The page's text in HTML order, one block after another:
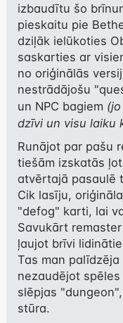
izbaudītu šo
pieskaitu pie
dziļāk ielūkoties
saskarties ar
no oriģinālās
nestrādājošu
un NPC bagiem
dzīvi un visu laiku
Runājot par pašu
tiešām izskatās
atvērtajā pasaulē
Cik lasīju,
"defog" karti, lai
Savukārt
ļaujot brīvi
Tas man
nezaudējot
slēpjas
stūra.